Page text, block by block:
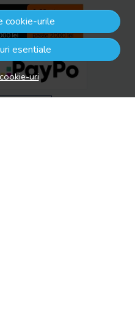
cookie-urile
esentiale
uri